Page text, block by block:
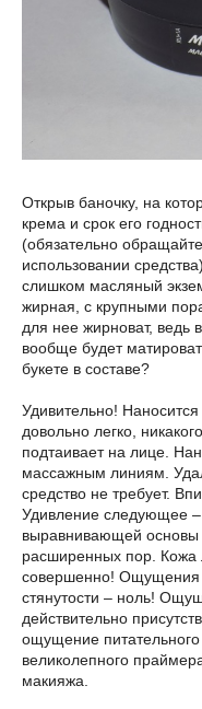
Открыв баночку, на
крема и срок его
(обязательно
использовании
слишком масляный
жирная, с крупными
для нее жирноват, ведь
вообще будет
букете в составе?
Удивительно!
довольно легко,
подтаивает на лице.
массажным линиям.
средство не требует.
Удивление следующее
выравнивающей
расширенных пор. Кожа
совершенно!
стянутости – ноль!
действительно
ощущение питательного
великолепного
макияжа.